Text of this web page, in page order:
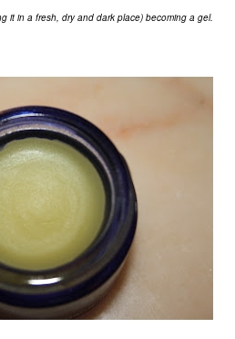
it in a fresh, dry and dark place) becoming a gel.